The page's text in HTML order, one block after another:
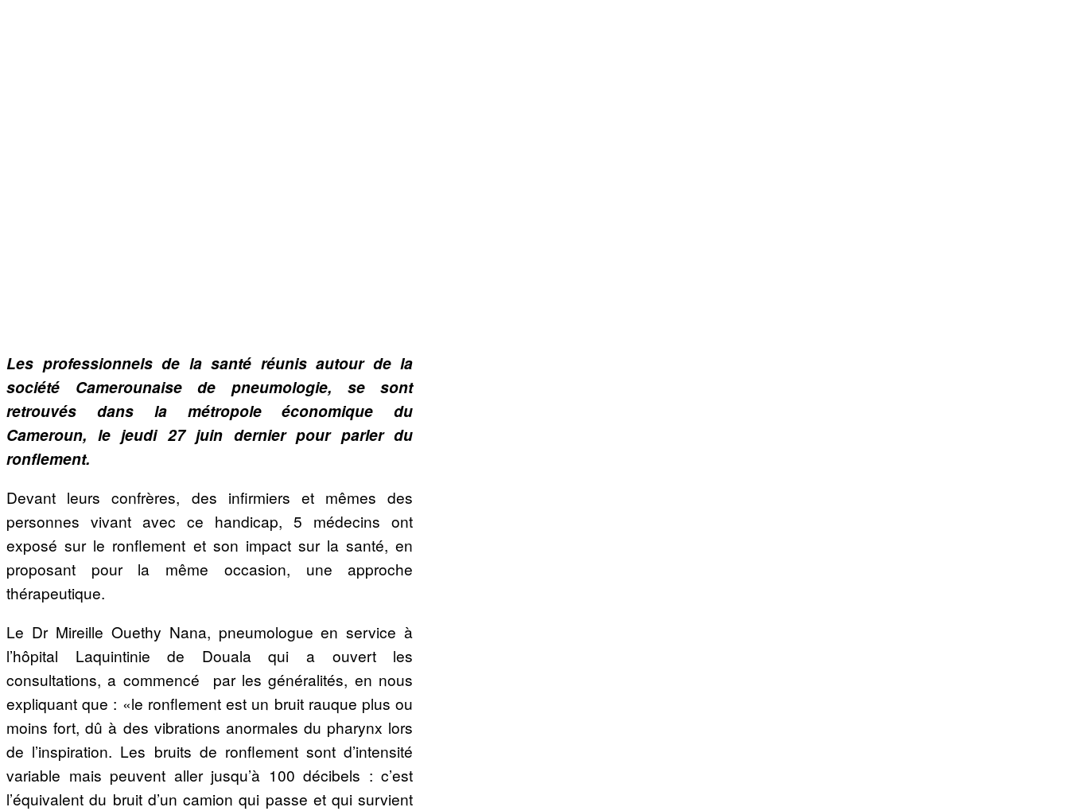
Les professionnels de la santé réunis autour de la
société Camerounaise de pneumologie, se sont
retrouvés dans la métropole économique du
Cameroun, le jeudi 27 juin dernier pour parler du
ronflement.
Devant leurs confrères, des infirmiers et mêmes des
personnes vivant avec ce handicap, 5 médecins ont
exposé sur le ronflement et son impact sur la santé, en
proposant pour la même occasion, une approche
thérapeutique.
Le Dr Mireille Ouethy Nana, pneumologue en service à
l’hôpital Laquintinie de Douala qui a ouvert les
consultations, a commencé par les généralités, en nous
expliquant que : «le ronflement est un bruit rauque plus ou
moins fort, dû à des vibrations anormales du pharynx lors
de l’inspiration. Les bruits de ronflement sont d’intensité
variable mais peuvent aller jusqu’à 100 décibels : c’est
l’équivalent du bruit d’un camion qui passe et qui survient